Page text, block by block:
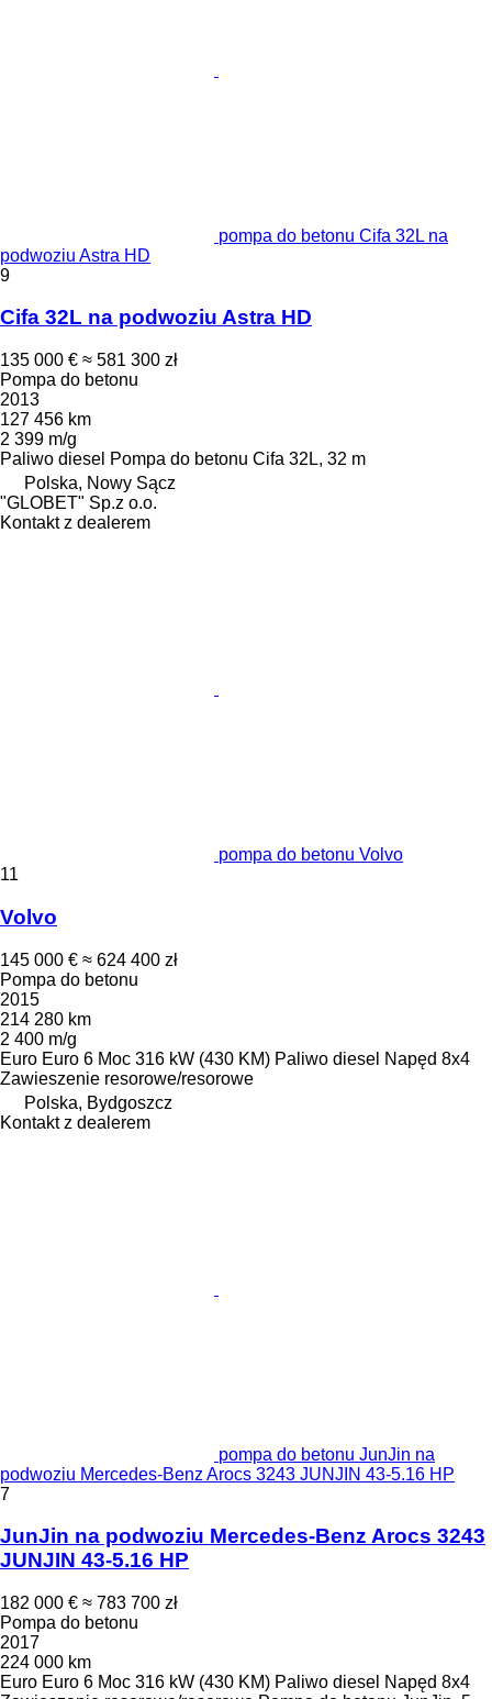
pompa do betonu Cifa 32L na
podwoziu Astra HD
9
Cifa 32L na podwoziu Astra HD
135 000 € ≈ 581 300 zł
Pompa do betonu
2013
127 456 km
2 399 m/g
Paliwo diesel Pompa do betonu Cifa 32L, 32 m
Polska, Nowy Sącz
"GLOBET" Sp.z o.o.
Kontakt z dealerem
pompa do betonu Volvo
11
Volvo
145 000 € ≈ 624 400 zł
Pompa do betonu
2015
214 280 km
2 400 m/g
Euro Euro 6 Moc 316 kW (430 KM) Paliwo diesel Napęd 8x4
Zawieszenie resorowe/resorowe
Polska, Bydgoszcz
Kontakt z dealerem
pompa do betonu JunJin na
podwoziu Mercedes-Benz Arocs 3243 JUNJIN 43-5.16 HP
7
JunJin na podwoziu Mercedes-Benz Arocs 3243
JUNJIN 43-5.16 HP
182 000 € ≈ 783 700 zł
Pompa do betonu
2017
224 000 km
Euro Euro 6 Moc 316 kW (430 KM) Paliwo diesel Napęd 8x4